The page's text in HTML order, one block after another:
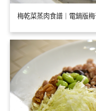
梅乾菜蒸肉食譜｜電鍋版